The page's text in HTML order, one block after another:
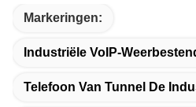
Markeringen:
Industriële VoIP-
Telefoon Van Tunnel De